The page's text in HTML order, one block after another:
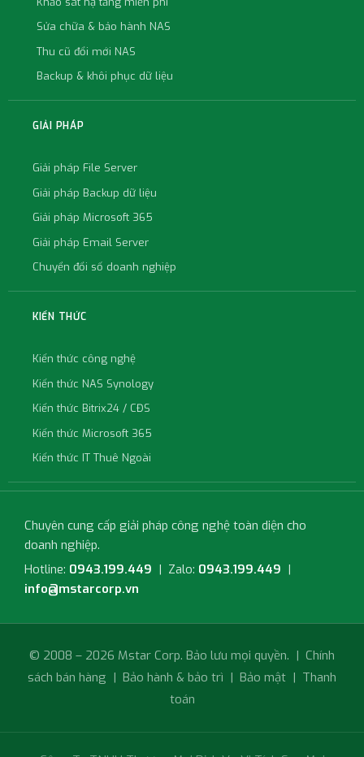
Sửa chữa & bảo hành NAS
Thu cũ đổi mới NAS
Backup & khôi phục dữ liệu
GIẢI PHÁP
Giải pháp File Server
Giải pháp Backup dữ liệu
Giải pháp Microsoft 365
Giải pháp Email Server
Chuyển đổi số doanh nghiệp
KIẾN THỨC
Kiến thức công nghệ
Kiến thức NAS Synology
Kiến thức Bitrix24 / CĐS
Kiến thức Microsoft 365
Kiến thức IT Thuê Ngoài
Chuyên cung cấp giải pháp công nghệ toàn diện cho
doanh nghiệp.
Hotline: 0943.199.449 | Zalo: 0943.199.449 |
info@mstarcorp.vn
© 2008 – 2026 Mstar Corp. Bảo lưu mọi quyền. | Chính
sách bán hàng | Bảo hành & bảo trì | Bảo mật | Thanh
toán